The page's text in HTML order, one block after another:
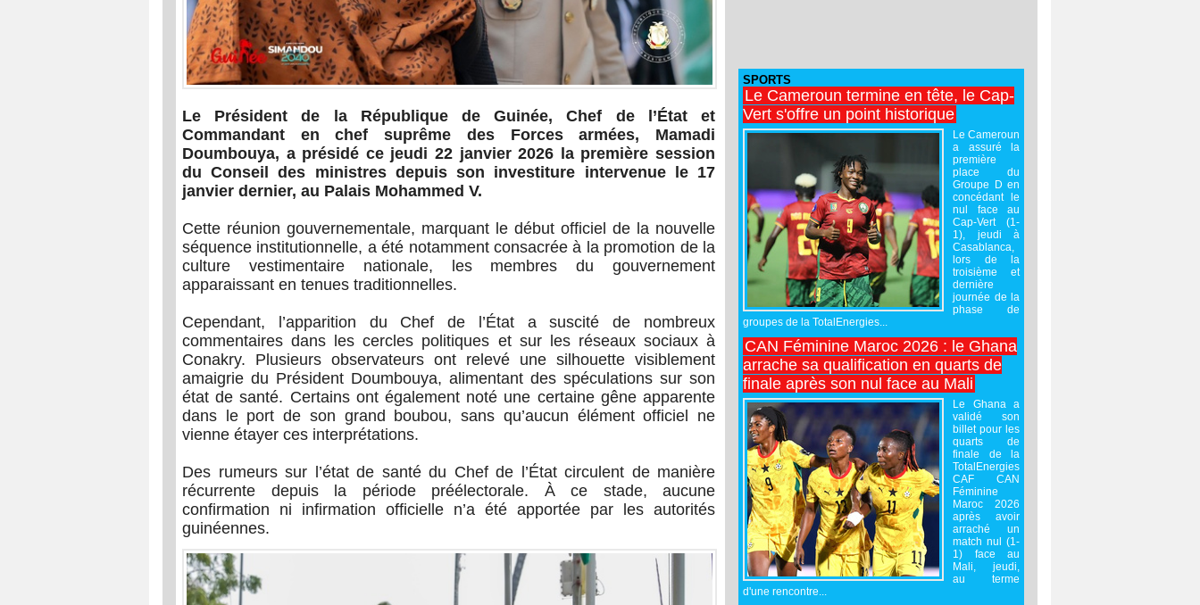
Le Président de la République de Guinée, Chef de l’État et
Commandant en chef suprême des Forces armées, Mamadi
Doumbouya, a présidé ce jeudi 22 janvier 2026 la première session
du Conseil des ministres depuis son investiture intervenue le 17
janvier dernier, au Palais Mohammed V.
Cette réunion gouvernementale, marquant le début officiel de la nouvelle
séquence institutionnelle, a été notamment consacrée à la promotion de la
culture vestimentaire nationale, les membres du gouvernement
apparaissant en tenues traditionnelles.
Cependant, l’apparition du Chef de l’État a suscité de nombreux
commentaires dans les cercles politiques et sur les réseaux sociaux à
Conakry. Plusieurs observateurs ont relevé une silhouette visiblement
amaigrie du Président Doumbouya, alimentant des spéculations sur son
état de santé. Certains ont également noté une certaine gêne apparente
dans le port de son grand boubou, sans qu’aucun élément officiel ne
vienne étayer ces interprétations.
Des rumeurs sur l’état de santé du Chef de l’État circulent de manière
récurrente depuis la période préélectorale. À ce stade, aucune
confirmation ni infirmation officielle n’a été apportée par les autorités
guinéennes.
SPORTS
Le Cameroun termine en tête, le Cap-
Vert s'offre un point historique
Le Cameroun
a assuré la
première
place du
Groupe D en
concédant le
nul face au
Cap-Vert (1-
1), jeudi à
Casablanca,
lors de la
troisième et
dernière
journée de la
phase de
groupes de la TotalEnergies...
CAN Féminine Maroc 2026 : le Ghana
arrache sa qualification en quarts de
finale après son nul face au Mali
Le Ghana a
validé son
billet pour les
quarts de
finale de la
TotalEnergies
CAF CAN
Féminine
Maroc 2026
après avoir
arraché un
match nul (1-
1) face au
Mali, jeudi,
au terme
d'une rencontre...